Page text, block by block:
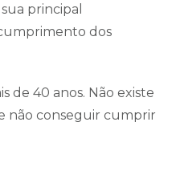
principal
dos
de 40 anos. Não existe
não conseguir cumprir